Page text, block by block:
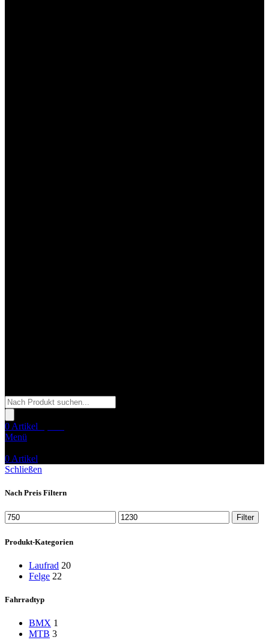
Products
search
0 Artikel
Menü
0 Artikel
Schließen
Nach Preis Filtern
Min.
Preis
Max.
Preis
Filter
Produkt-Kategorien
Laufrad 20
Felge 22
Fahrradtyp
BMX 1
MTB 3